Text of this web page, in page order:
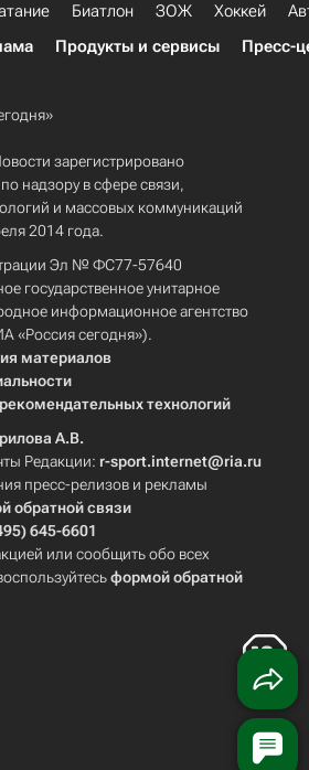
Биатлон ЗОЖ Хоккей
Продукты и сервисы Пресс-
зарегистрировано
надзору в сфере связи,
и массовых коммуникаций
2014 года.
Эл № ФС77-57640
государственное унитарное
информационное агентство
«Россия сегодня»).
материалов
технологий
А.В.
Редакции: r-sport.internet@ria.ru
пресс-релизов и рекламы
обратной связи
645-6601
или сообщить обо всех
формой обратной